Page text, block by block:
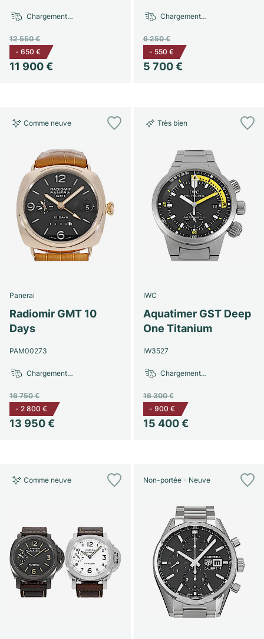
11 900 €
12 550 €
- 650 €
Chargement…
5 700 €
6 250 €
- 550 €
Chargement…
Comme neuve
Panerai
Radiomir GMT 10
Days
PAM00273
13 950 €
16 750 €
- 2 800 €
Chargement…
Très bien
IWC
Aquatimer GST Deep
One Titanium
IW3527
15 400 €
16 300 €
- 900 €
Chargement…
Comme neuve Non-portée - Neuve